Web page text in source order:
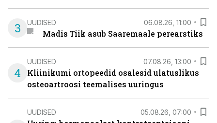
3 UUDISED 06.08.26, 11:00
Madis Tiik asub Saaremaale perearstiks
4
UUDISED 07.08.26, 13:00
Kliinikumi ortopeedid osalesid ulatuslikus
osteoartroosi teemalises uuringus
UUDISED 05.08.26, 07:00